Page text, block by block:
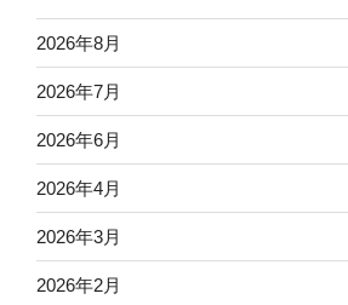
2026年8月
2026年7月
2026年6月
2026年4月
2026年3月
2026年2月